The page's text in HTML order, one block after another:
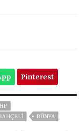
Pinterest
DÜNYA